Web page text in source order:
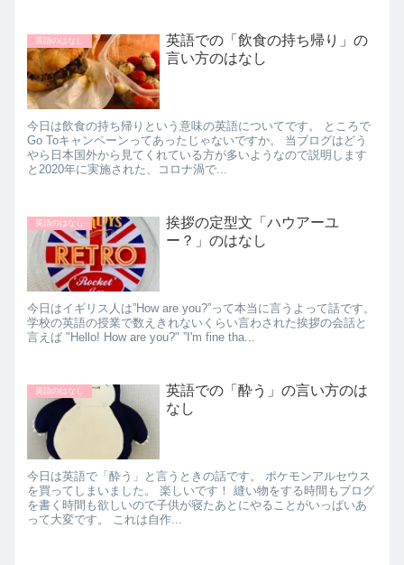
英語のはなし
英語での「飲食の持ち帰り」の
言い方のはなし
今日は飲食の持ち帰りという意味の英語についてです。 ところで
Go Toキャンペーンってあったじゃないですか。 当ブログはどう
やら日本国外から見てくれている方が多いようなので説明します
と2020年に実施された、コロナ渦で...
英語のはなし
挨拶の定型文「ハウアーユ
ー？」のはなし
今日はイギリス人は”How are you?”って本当に言うよって話です。
学校の英語の授業で数えきれないくらい言わされた挨拶の会話と
言えば "Hello! How are you?" ”I'm fine tha...
英語のはなし
英語での「酔う」の言い方のは
なし
今日は英語で「酔う」と言うときの話です。 ポケモンアルセウス
を買ってしまいました。 楽しいです！ 縫い物をする時間もブログ
を書く時間も欲しいので子供が寝たあとにやることがいっぱいあ
って大変です。 これは自作...